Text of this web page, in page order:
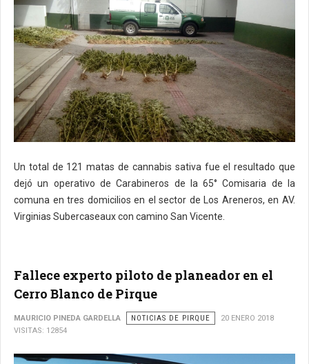
Un total de 121 matas de cannabis sativa fue el resultado que
dejó un operativo de Carabineros de la 65° Comisaria de la
comuna en tres domicilios en el sector de Los Areneros, en AV.
Virginias Subercaseaux con camino San Vicente.
Fallece experto piloto de planeador en el
Cerro Blanco de Pirque
MAURICIO PINEDA GARDELLA NOTICIAS DE PIRQUE
20 ENERO 2018
VISITAS: 12854